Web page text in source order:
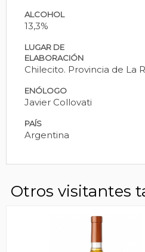
ALCOHOL
13,3%
LUGAR DE
ELABORACIÓN
Chilecito. Provincia de La
ENÓLOGO
Javier Collovati
PAÍS
Argentina
Otros visitantes